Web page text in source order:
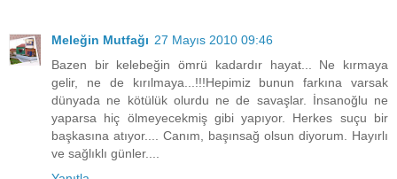
Meleğin Mutfağı 27 Mayıs 2010 09:46
Bazen bir kelebeğin ömrü kadardır hayat... Ne kırmaya
gelir, ne de kırılmaya...!!!Hepimiz bunun farkına varsak
dünyada ne kötülük olurdu ne de savaşlar. İnsanoğlu ne
yaparsa hiç ölmeyecekmiş gibi yapıyor. Herkes suçu bir
başkasına atıyor.... Canım, başınsağ olsun diyorum. Hayırlı
ve sağlıklı günler....